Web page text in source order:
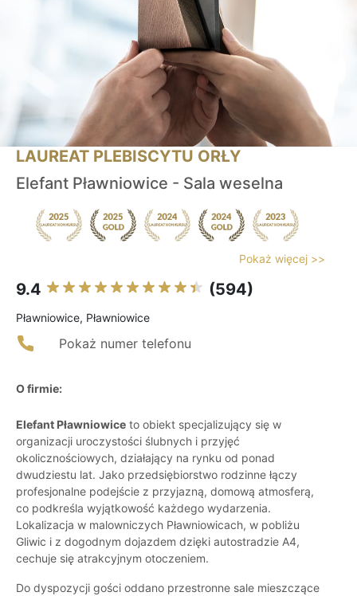
LAUREAT PLEBISCYTU ORŁY
Elefant Pławniowice - Sala weselna
Pokaż więcej >>
9.4 (594)
Pławniowice, Pławniowice
Pokaż numer telefonu
O firmie:
Elefant Pławniowice to obiekt specjalizujący się w
organizacji uroczystości ślubnych i przyjęć
okolicznościowych, działający na rynku od ponad
dwudziestu lat. Jako przedsiębiorstwo rodzinne łączy
profesjonalne podejście z przyjazną, domową atmosferą,
co podkreśla wyjątkowość każdego wydarzenia.
Lokalizacja w malowniczych Pławniowicach, w pobliżu
Gliwic i z dogodnym dojazdem dzięki autostradzie A4,
cechuje się atrakcyjnym otoczeniem.
Do dyspozycji gości oddano przestronne sale mieszczące